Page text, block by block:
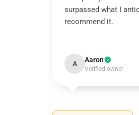
surpassed what I
recommend it.
A Aaron
Verified owner